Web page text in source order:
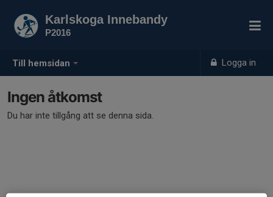
Till hemsidan Logga in
Karlskoga Innebandy
P2016
Ingen åtkomst
Du har inte tillgång att se denna sida.